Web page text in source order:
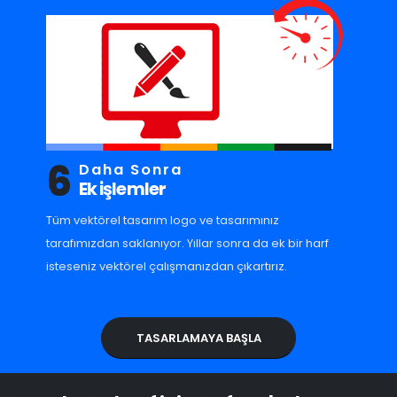
6 Daha Sonra
Ek işlemler
Tüm vektörel tasarım logo ve tasarımınız
tarafımızdan saklanıyor. Yıllar sonra da ek bir harf
isteseniz vektörel çalışmanızdan çıkartırız.
TASARLAMAYA BAŞLA